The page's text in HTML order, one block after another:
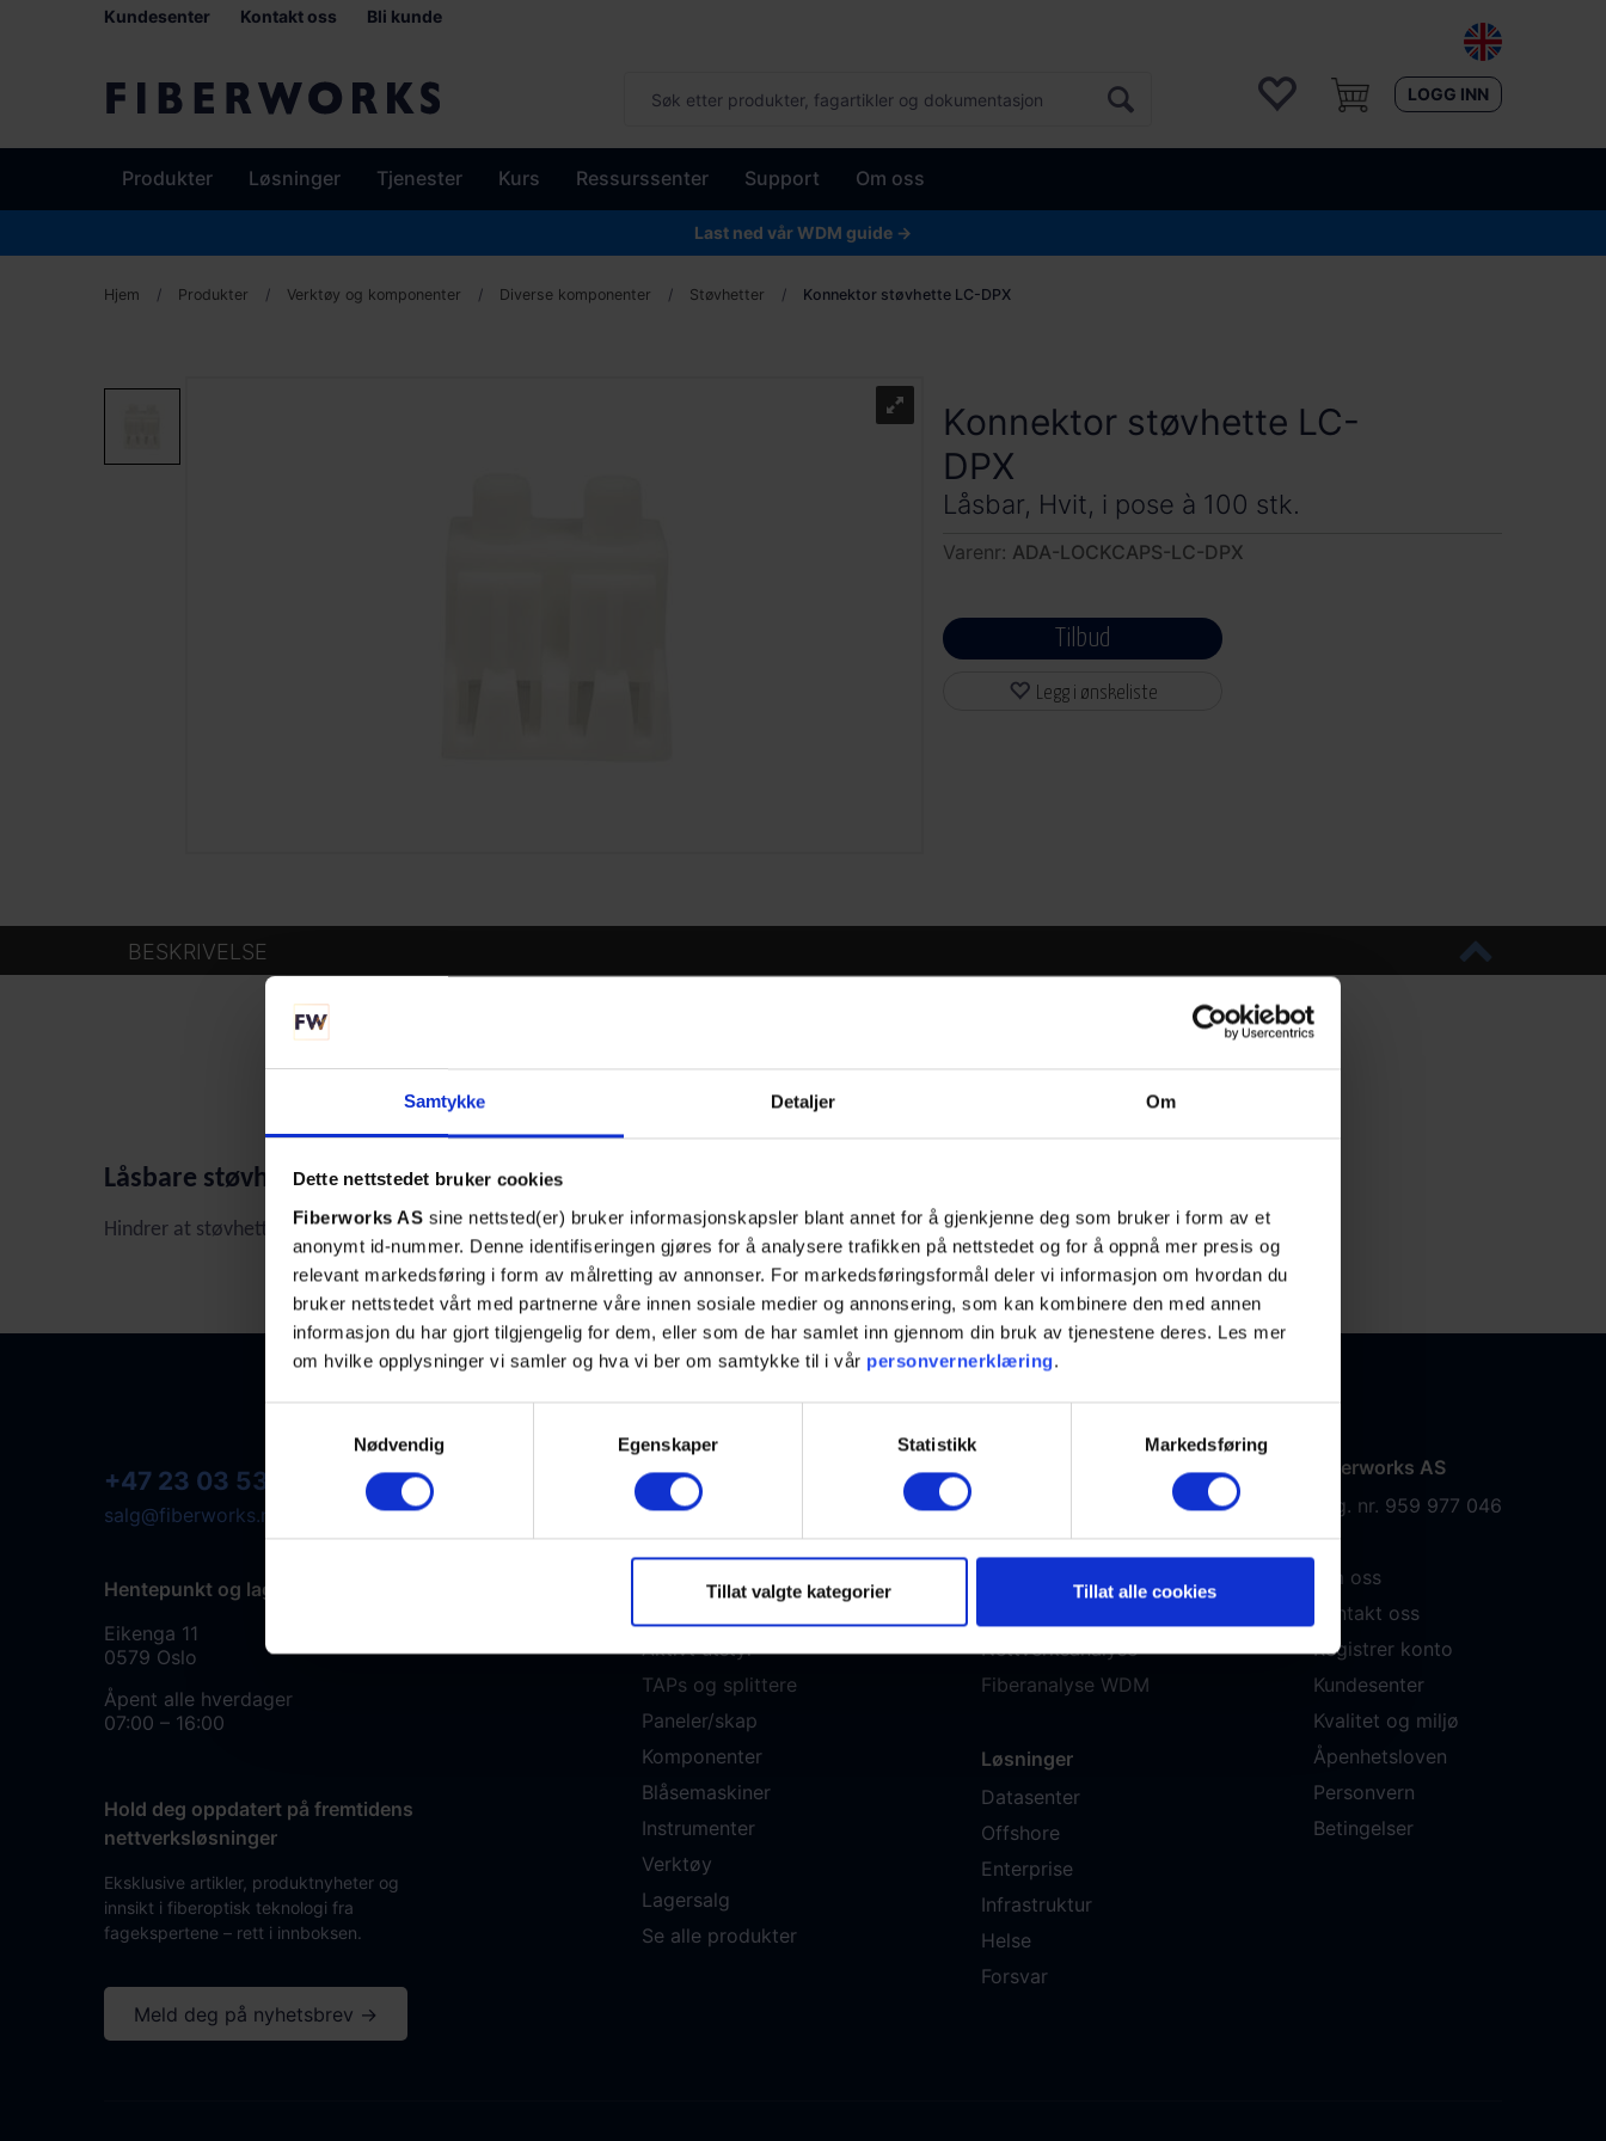
Samtykke Detaljer Om
Dette nettstedet bruker cookies
Fiberworks AS sine nettsted(er) bruker informasjonskapsler blant annet for å gjenkjenne deg som bruker i form av et
anonymt id-nummer. Denne identifiseringen gjøres for å analysere trafikken på nettstedet og for å oppnå mer presis og
relevant markedsføring i form av målretting av annonser. For markedsføringsformål deler vi informasjon om hvordan du
bruker nettstedet vårt med partnerne våre innen sosiale medier og annonsering, som kan kombinere den med annen
informasjon du har gjort tilgjengelig for dem, eller som de har samlet inn gjennom din bruk av tjenestene deres. Les mer
om hvilke opplysninger vi samler og hva vi ber om samtykke til i vår personvernerklæring.
Nødvendig
Egenskaper Statistikk Markedsføring
Tillat valgte kategorier Tillat alle cookies
Kundesenter Kontakt oss Bli kunde
LOGG INN
Produkter Løsninger Tjenester Kurs Ressurssenter Support Om oss
Last ned vår WDM guide →
Hjem Produkter Verktøy og komponenter Diverse komponenter Støvhetter Konnektor støvhette LC-DPX
Konnektor støvhette LC-
DPX
Låsbar, Hvit, i pose à 100 stk.
Varenr: ADA-LOCKCAPS-LC-DPX
Tilbud
Legg i ønskeliste
BESKRIVELSE
Låsbare støvhetter for LC-DPX kontakter
Hindrer at støvhetten faller av kontakten
+47 23 03 53 30
salg@fiberworks.no
Hentepunkt og lager
Eikenga 11
0579 Oslo
Åpent alle hverdager
07:00 – 16:00
Hold deg oppdatert på fremtidens
nettverksløsninger
Eksklusive artikler, produktnyheter og
innsikt i fiberoptisk teknologi fra
fagekspertene – rett i innboksen.
Meld deg på nyhetsbrev →
Nettbutikk
Transceivere
Multipleksere
Aktivt utstyr
TAPs og splittere
Paneler/skap
Komponenter
Blåsemaskiner
Instrumenter
Verktøy
Lagersalg
Se alle produkter
Testlab
Nettverksanalyse
Fiberanalyse WDM
Løsninger
Datasenter
Offshore
Enterprise
Infrastruktur
Helse
Forsvar
Fiberworks AS
Org. nr. 959 977 046
Om oss
Kontakt oss
Registrer konto
Kundesenter
Kvalitet og miljø
Åpenhetsloven
Personvern
Betingelser